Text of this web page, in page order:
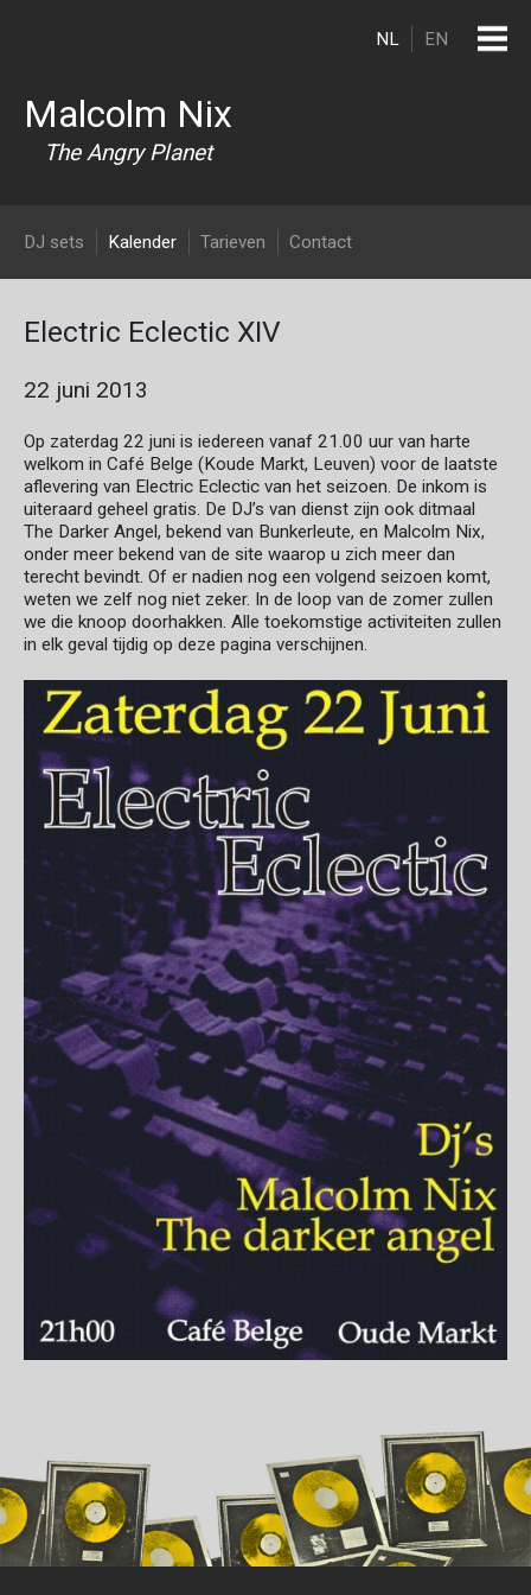
Malcolm Nix
The Angry Planet
NL EN
DJ Malcolm Nix
DJ sets Kalender Tarieven Contact
Electric Eclectic XIV
22 juni 2013
Op zaterdag 22 juni is iedereen vanaf 21.00 uur van harte
welkom in Café Belge (Koude Markt, Leuven) voor de laatste
aflevering van Electric Eclectic van het seizoen. De inkom is
uiteraard geheel gratis. De DJ’s van dienst zijn ook ditmaal
The Darker Angel, bekend van Bunkerleute, en Malcolm Nix,
onder meer bekend van de site waarop u zich meer dan
terecht bevindt. Of er nadien nog een volgend seizoen komt,
weten we zelf nog niet zeker. In de loop van de zomer zullen
we die knoop doorhakken. Alle toekomstige activiteiten zullen
in elk geval tijdig op deze pagina verschijnen.